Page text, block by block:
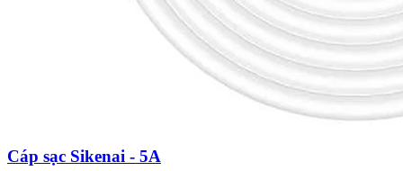
Cáp sạc Sikenai - 5A